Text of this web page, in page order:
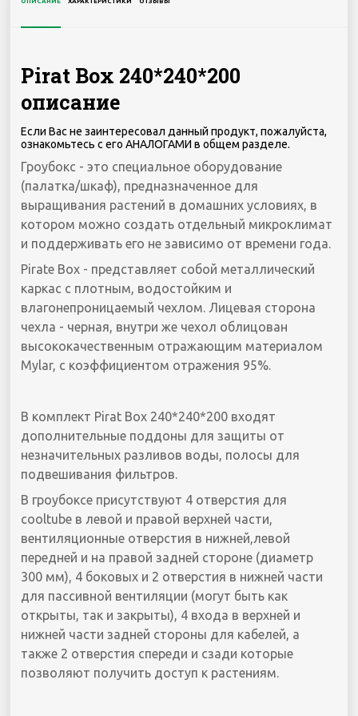
Pirat Box 240*240*200
описание
Если Вас не заинтересовал данный продукт, пожалуйста,
ознакомьтесь с его АНАЛОГАМИ в общем разделе.
Гроубокс - это специальное оборудование
(палатка/шкаф), предназначенное для
выращивания растений в домашних условиях, в
котором можно создать отдельный микроклимат
и поддерживать его не зависимо от времени года.
Pirate Box - представляет собой металлический
каркас с плотным, водостойким и
влагонепроницаемый чехлом. Лицевая сторона
чехла - черная, внутри же чехол облицован
высококачественным отражающим материалом
Mylar, с коэффициентом отражения 95%.
В комплект Pirat Box 240*240*200 входят
дополнительные поддоны для защиты от
незначительных разливов воды, полосы для
подвешивания фильтров.
В гроубоксе присутствуют 4 отверстия для
cooltube в левой и правой верхней части,
вентиляционные отверстия в нижней,левой
передней и на правой задней стороне (диаметр
300 мм), 4 боковых и 2 отверстия в нижней части
для пассивной вентиляции (могут быть как
открыты, так и закрыты), 4 входа в верхней и
нижней части задней стороны для кабелей, а
также 2 отверстия спереди и сзади которые
позволяют получить доступ к растениям.